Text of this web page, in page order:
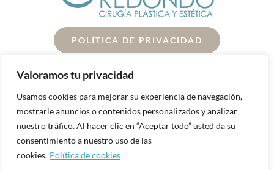
Valoramos tu privacidad
Usamos cookies para mejorar su experiencia de navegación,
mostrarle anuncios o contenidos personalizados y analizar
nuestro tráfico. Al hacer clic en “Aceptar todo” usted da su
consentimiento a nuestro uso de las
cookies. Política de cookies
POLÍTICA DE PRIVACIDAD
POLÍTICA DE COOKIES
AVISO LEGAL
© Copyright 2024 | Agencia Kerno Kerno | All Rights